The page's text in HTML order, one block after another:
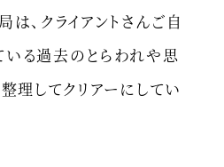
、クライアントさんご自
る過去のとらわれや思
理してクリアーにしてい